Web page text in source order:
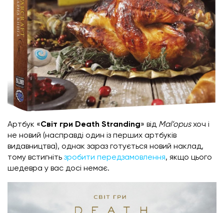
Артбук «Світ гри Death Stranding» від Mal’opusхоч і
не новий (насправді один із перших артбуків
видавництва), однак зараз готується новий наклад,
тому встигніть зробити передзамовлення, якщо цього
шедевра у вас досі немає.